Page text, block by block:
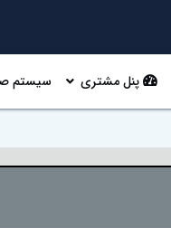
پنل مشتری سیستم